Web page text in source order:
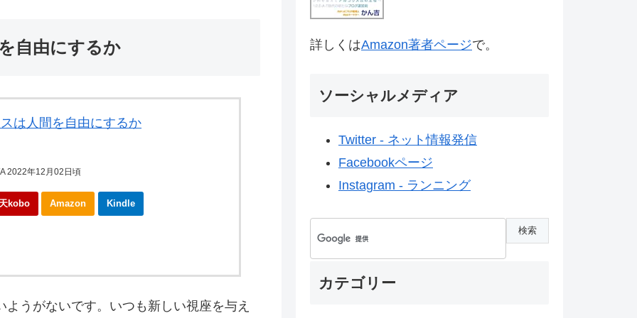
自由にするか
は人間を自由にするか
2022年12月02日頃
kobo Amazon Kindle
うがないです。いつも新しい視座を与え
詳しくはAmazon著者ページで。
ソーシャルメディア
Twitter - ネット情報発信
Facebookページ
Instagram - ランニング
カテゴリー